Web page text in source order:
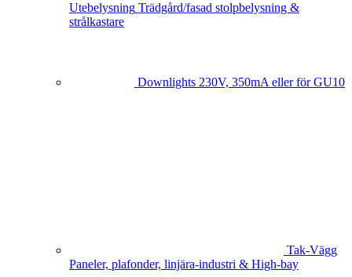
Utebelysning Trädgård/fasad stolpbelysning &
strålkastare
Downlights 230V, 350mA eller för GU10
Tak-Vägg
Paneler, plafonder, linjära-industri & High-bay